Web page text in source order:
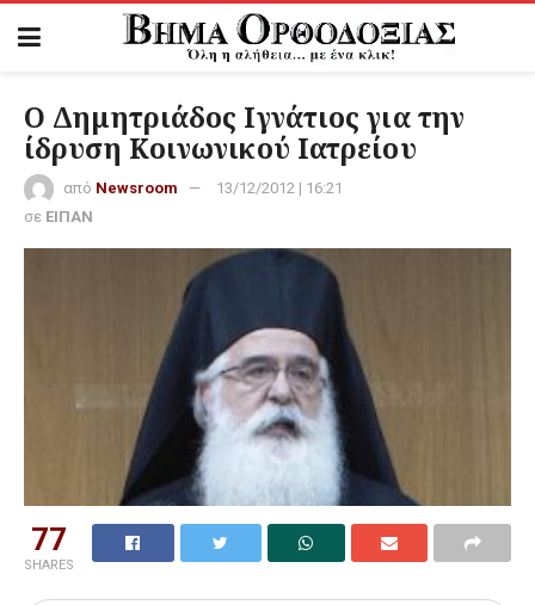
Ο Δημητριάδος Ιγνάτιος για την
ίδρυση Κοινωνικού Ιατρείου
από Newsroom
13/12/2012 | 16:21
σε ΕΙΠΑΝ
77
SHARES